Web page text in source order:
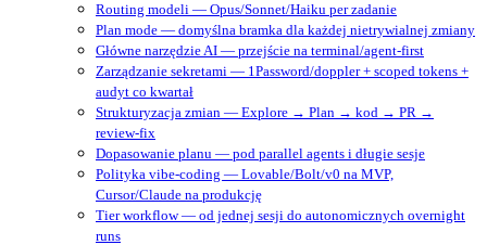
Routing modeli — Opus/Sonnet/Haiku per zadanie
Plan mode — domyślna bramka dla każdej nietrywialnej zmiany
Główne narzędzie AI — przejście na terminal/agent‑first
Zarządzanie sekretami — 1Password/doppler + scoped tokens +
audyt co kwartał
Strukturyzacja zmian — Explore → Plan → kod → PR →
review-fix
Dopasowanie planu — pod parallel agents i długie sesje
Polityka vibe-coding — Lovable/Bolt/v0 na MVP,
Cursor/Claude na produkcję
Tier workflow — od jednej sesji do autonomicznych overnight
runs